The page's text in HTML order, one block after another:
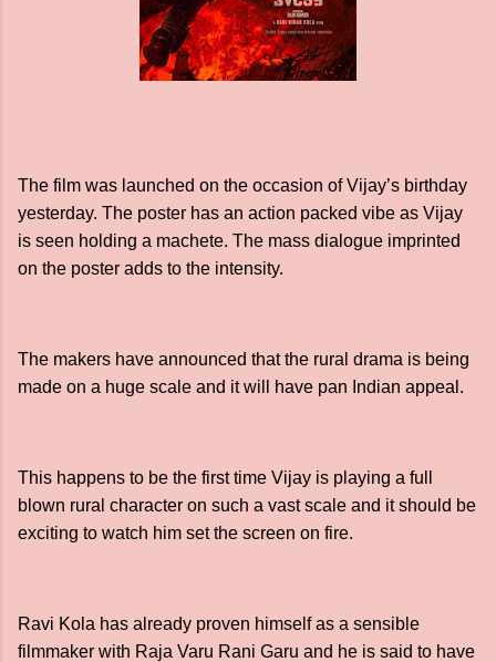
The film was launched on the occasion of Vijay’s birthday
yesterday. The poster has an action packed vibe as Vijay
is seen holding a machete. The mass dialogue imprinted
on the poster adds to the intensity.
The makers have announced that the rural drama is being
made on a huge scale and it will have pan Indian appeal.
This happens to be the first time Vijay is playing a full
blown rural character on such a vast scale and it should be
exciting to watch him set the screen on fire.
Ravi Kola has already proven himself as a sensible
filmmaker with Raja Varu Rani Garu and he is said to have